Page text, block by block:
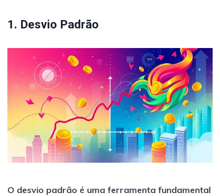
1. Desvio Padrão
O desvio padrão é uma ferramenta fundamental